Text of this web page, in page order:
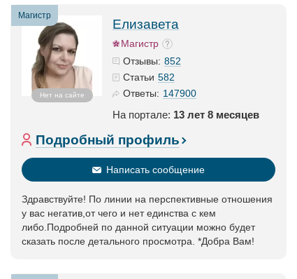
Магистр
Нет на сайте
Елизавета
Магистр
Отзывы: 852
Статьи 582
Ответы: 147900
На портале: 13 лет 8 месяцев
Подробный профиль
Написать сообщение
Здравствуйте! По линии на перспективные отношения
у вас негатив,от чего и нет единства с кем
либо.Подробней по данной ситуации можно будет
сказать после детального просмотра. *Добра Вам!